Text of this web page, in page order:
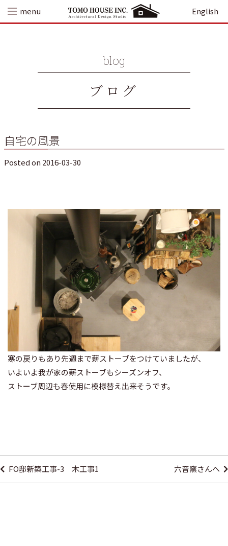
content
menu English
blog
ブログ
自宅の風景
Posted on 2016-03-30
寒の戻りもあり先週まで薪ストーブをつけていましたが、
いよいよ我が家の薪ストーブもシーズンオフ、
ストーブ周辺も春使用に模様替え出来そうです。
稿
ナFO邸新築工事-3 木工事1 六音窯さんへ